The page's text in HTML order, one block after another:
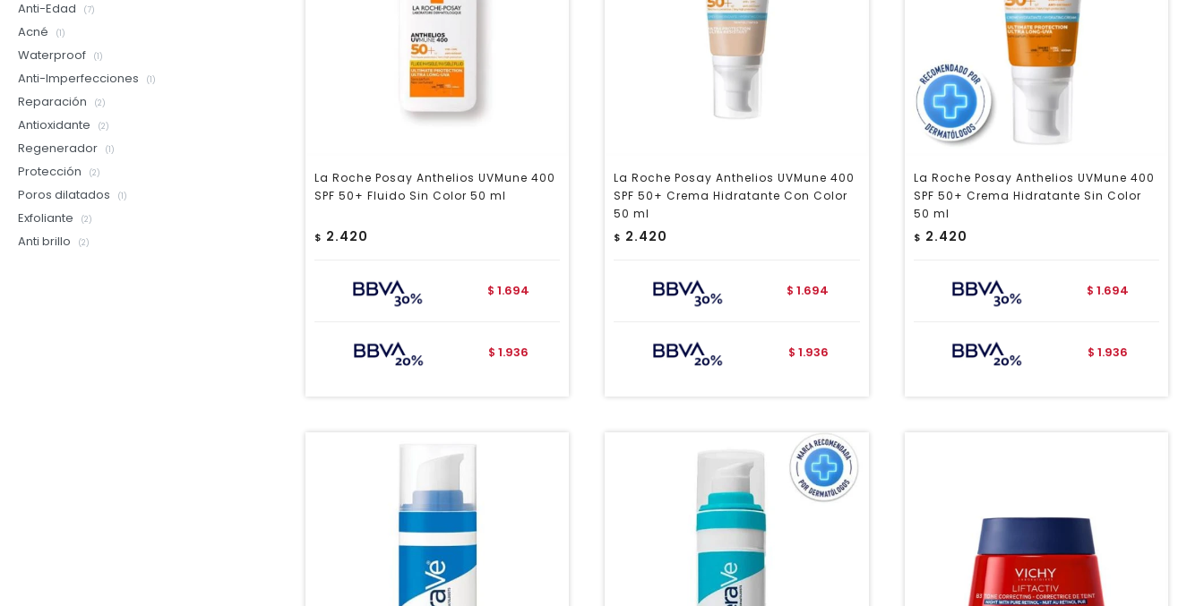
La Roche Posay Anthelios UVMune 400
SPF 50+ Fluido Sin Color 50 ml
$ 2.420
$ 1.694
$ 1.936
La Roche Posay Anthelios UVMune 400
SPF 50+ Crema Hidratante Con Color
50 ml
$ 2.420
$ 1.694
$ 1.936
La Roche Posay Anthelios UVMune 400
SPF 50+ Crema Hidratante Sin Color
50 ml
$ 2.420
$ 1.694
$ 1.936
Anti-Edad (7)
Acné (1)
Waterproof (1)
Anti-Imperfecciones (1)
Reparación (2)
Antioxidante (2)
Regenerador (1)
Protección (2)
Poros dilatados (1)
Exfoliante (2)
Anti brillo (2)